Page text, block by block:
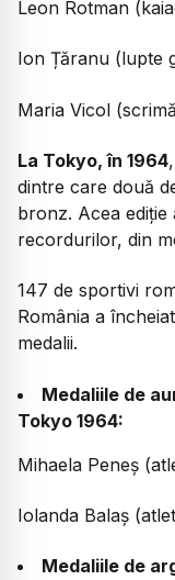
Leon Rotman
Ion Țăranu (lupte
Maria Vicol
La Tokyo, în 1964
dintre care două
bronz. Acea ediție
recordurilor, din
147 de sportivi
România a
medalii.
Medaliile de
Tokyo 1964:
Mihaela Peneș
Iolanda Balaș
Medaliile de